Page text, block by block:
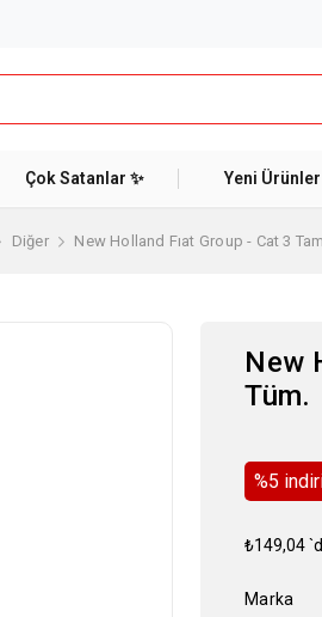
Çok Satanlar ✨ Yeni Ürünler
Diğer New Holland Fıat Group - Cat 3
New
Tüm.
%5
₺149,04
Marka